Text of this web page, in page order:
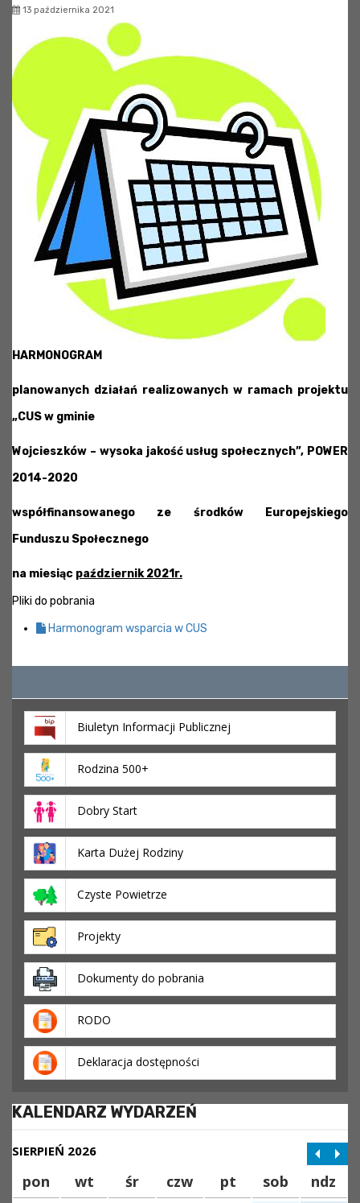
13 października 2021
HARMONOGRAM
planowanych działań realizowanych w ramach projektu
„CUS w gminie
Wojcieszków – wysoka jakość usług społecznych”, POWER
2014-2020
współfinansowanego ze środków Europejskiego
Funduszu Społecznego
na miesiąc październik 2021r.
Pliki do pobrania
Harmonogram wsparcia w CUS
Biuletyn Informacji Publicznej
Rodzina 500+
Dobry Start
Karta Dużej Rodziny
Czyste Powietrze
Projekty
Dokumenty do pobrania
RODO
Deklaracja dostępności
KALENDARZ WYDARZEŃ
SIERPIEŃ 2026
pon wt śr czw pt sob ndz